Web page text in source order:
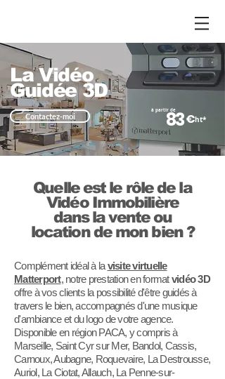
La Vidéo
Guidée 3D
83
à partir de
€ht*
Contactez-moi
Quelle est le rôle de la
Vidéo Immobilière
dans la vente ou
location de mon bien ?
Complément idéal à lavisite virtuelle
Matterport, notre prestation en formatvidéo 3D
offre à vos clients la possibilité d'être guidés à
travers le bien, accompagnés d'une musique
d'ambiance et du logo de votre agence.
Disponible en région PACA, y compris à
Marseille, Saint Cyr sur Mer, Bandol, Cassis,
Carnoux, Aubagne, Roquevaire, La Destrousse,
Auriol, La Ciotat, Allauch, La Penne-sur-